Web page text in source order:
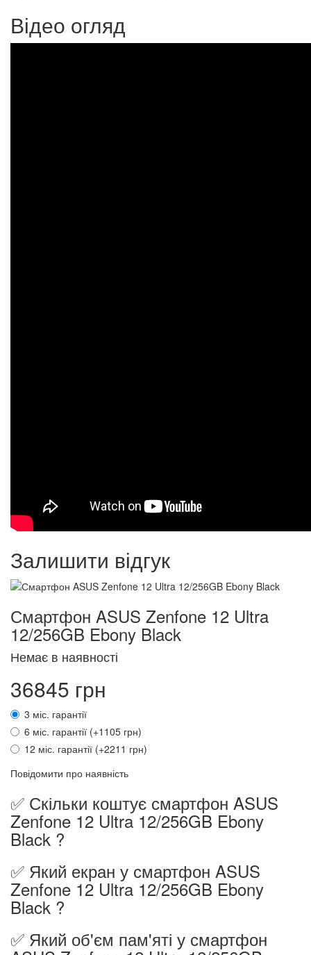
Відео огляд
Залишити відгук
Смартфон ASUS Zenfone 12 Ultra
12/256GB Ebony Black
Немає в наявності
36845 грн
3 міс. гарантії
6 міс. гарантії (+1105 грн)
12 міс. гарантії (+2211 грн)
Повідомити про наявність
✅ Скільки коштує смартфон ASUS
Zenfone 12 Ultra 12/256GB Ebony
Black ?
✅ Який екран у смартфон ASUS
Zenfone 12 Ultra 12/256GB Ebony
Black ?
✅ Який об'єм пам'яті у смартфон